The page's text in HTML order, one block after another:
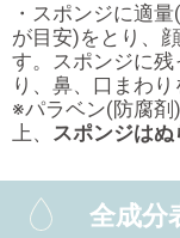
・スポンジに適
が目安)をとり、
す。スポンジに
り、鼻、口まわり
※パラベン(防腐
上、 スポンジはぬ
全成分